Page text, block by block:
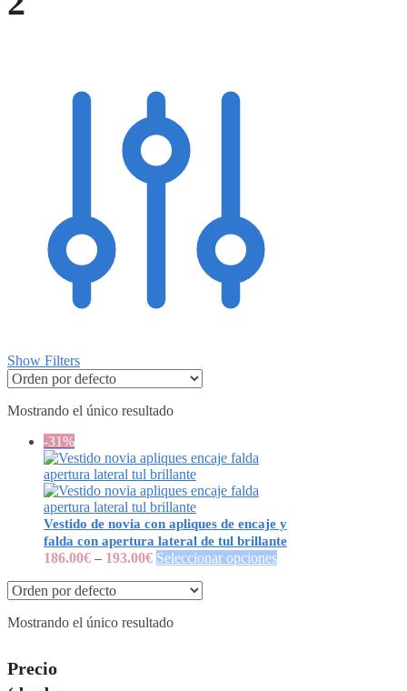
Show Filters
Mostrando el único resultado
-31%
Vestido de novia con apliques de encaje y
falda con apertura lateral de tul brillante
186.00€ – 193.00€ Seleccionar opciones
Mostrando el único resultado
Precio